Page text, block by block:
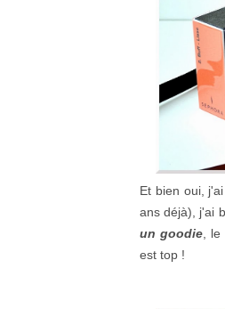
Et bien oui,
ans déjà), j'ai
un goodie ,
est top !